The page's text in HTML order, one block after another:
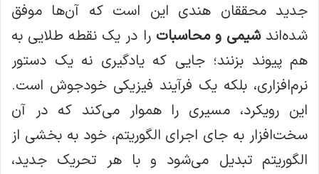
جدید محققان هندی این است که آن‌ها موفق
شده‌اندشیمی و محاسبات را در یک نقطه طلایی به
هم پیوند بزنند؛ جایی که یادگیری نه یک دستور
نرم‌افزاری، بلکه یک فرآیند فیزیکی خودجوش است.
این رویکرد، مسیری را هموار می‌کند که در آن
سخت‌افزار به جای اجرای الگوریتم، خود به بخشی از
الگوریتم تبدیل می‌شود و با هر تحریک جدید،